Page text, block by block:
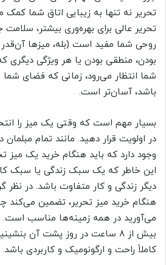
تحریر نه تنها به زیبایی اتاق شما کمک
تحریر عالی برای بهره‌وری بیشتر،
روحی شما مفید است (بله، میزها
بودن، منطقی بودن یا هر ویژگی دیگری
شما انتظار می‌رود، زمانی که فضای شما
باشد، آسان‌تر است.
بسیار مهم است که وقتی یک میز را
در اولویت قرار دهید. مانند تمام مبلمان
وجود دارد که باید هنگام خرید یک میز
این خاطر که یک سبک زندگی یا سبک
دیگر زندگی و کار متفاوت باشد. در نظر
هنگام خرید میز تحریر، تضمین می‌کند
می‌آورید در همه زمینه‌ها مناسب
بیش از ۸ ساعت در روز پشت آن
کاملاً راحت و ارگونومیک و کاربردی باشد.